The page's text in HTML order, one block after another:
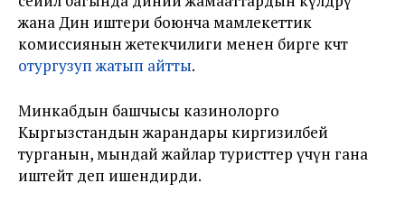
жана Дин иштери боюнча мамлекеттик
комиссиянын жетекчилиги менен бирге көчөт
отургузуп жатып айтты.
Минкабдын башчысы казинолорго
Кыргызстандын жарандары киргизилбей
турганын, мындай жайлар туристтер үчүн гана
иштейт деп ишендирди.